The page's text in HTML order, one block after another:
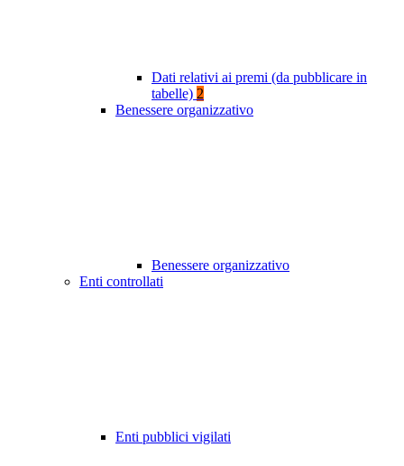
Dati relativi ai premi (da pubblicare in
tabelle) 2
Benessere organizzativo
Benessere organizzativo
Enti controllati
Enti pubblici vigilati